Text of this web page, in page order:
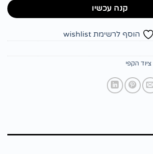
קנה עכשיו
הוסף לרשימת wishlist
ציוד הקפי